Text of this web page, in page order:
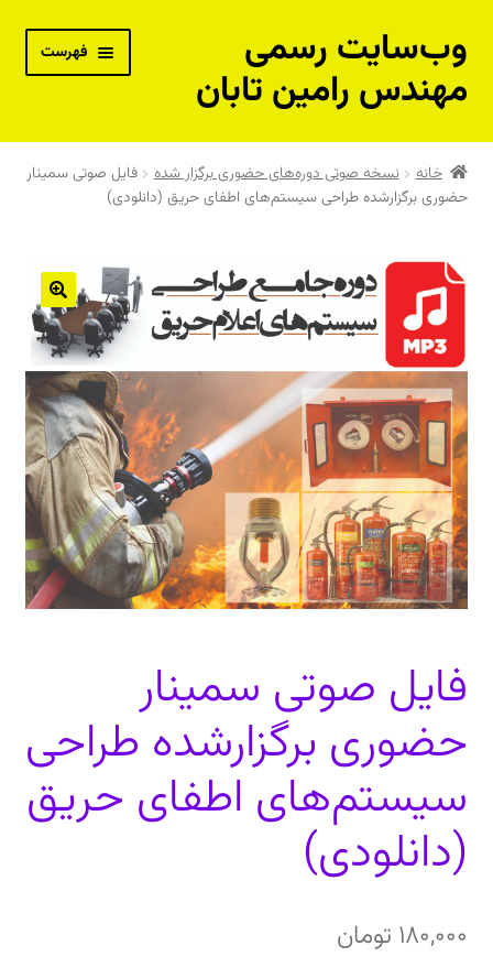
پرش
به
ناوبری
پرش
به
محتوا
وب‌سایت رسمی
مهندس رامین تابان
فهرست
بسته‌های آموزش از راه دور
پکیج جامع مهندس حرفه‌ای تاسیسات – نقدی
پکیج جامع مهندس حرفه‌ای تاسیسات – اقساطی
دوره خصوصی و مشاوره فنی با مهندس رامین تابان
کتاب‌های فنی مهندس رامین تابان
کتاب‌های فنی توصیه شده مهندس رامین تابان
فیلم‌های آموزشی رایگان
دعوت برای پروژه، تدریس و سخنرانی
ارتباط از طریق پیام‌رسان‌ها: 09373443975
تلفن: ۰۲۱۸۸۴۵۴۷۴۲
خانه نسخه صوتی دوره‌های حضوری برگزار شده
فایل صوتی سمینار
حضوری برگزارشده طراحی سیستم‌های اطفای حریق (دانلودی)
فایل صوتی سمینار
حضوری برگزارشده طراحی
سیستم‌های اطفای حریق
(دانلودی)
180,000 تومان